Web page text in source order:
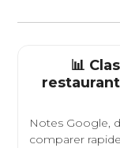
📊
Notes Google,
comparer